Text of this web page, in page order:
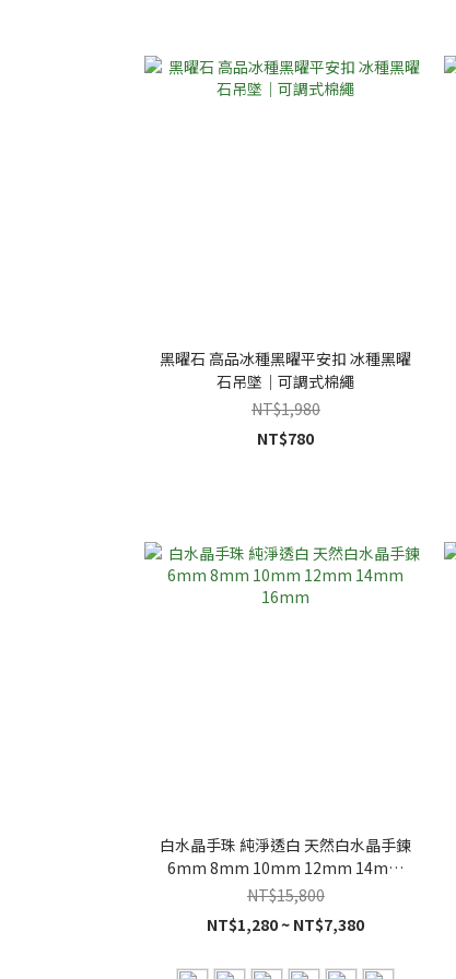
黑曜石 高品冰種黑曜平安扣 冰種黑曜
石吊墜｜可調式棉繩
NT$1,980
NT$780
白水晶手珠 純淨透白 天然白水晶手鍊
6mm 8mm 10mm 12mm 14mm
16mm
NT$15,800
NT$1,280 ~ NT$7,380